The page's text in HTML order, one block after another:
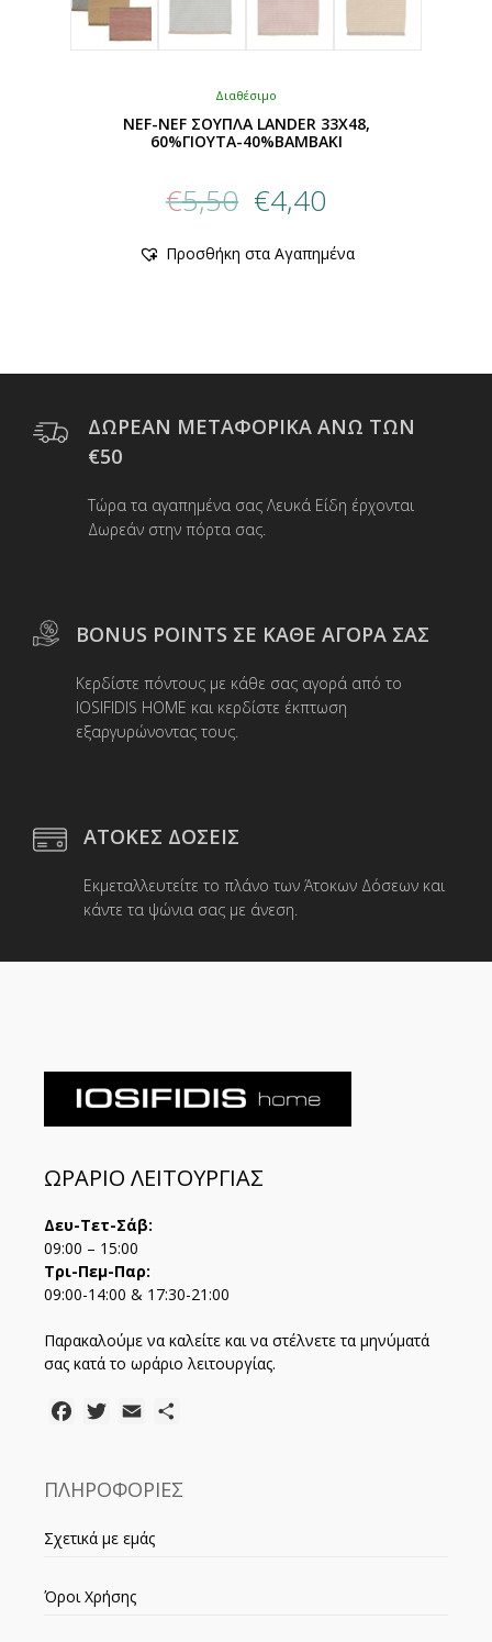
Διαθέσιμο
NEF-NEF ΣΟΥΠΛΑ LANDER 33X48,
60%ΓΙΟΥΤΑ-40%ΒΑΜΒΑΚΙ
€5,50
price
€5,50.
€4,40
είναι:
το
Οι
μπορούν
σελίδα
του
Προσθήκη στα Αγαπημένα
ΔΩΡΕΑΝ ΜΕΤΑΦΟΡΙΚΑ ΑΝΩ ΤΩΝ
€50
Τώρα τα αγαπημένα σας Λευκά Είδη έρχονται
Δωρεάν στην πόρτα σας.
BONUS POINTS ΣΕ ΚΑΘΕ ΑΓΟΡΑ ΣΑΣ
Κερδίστε πόντους με κάθε σας αγορά από το
IOSIFIDIS HOME και κερδίστε έκπτωση
εξαργυρώνοντας τους.
ΑΤΟΚΕΣ ΔΟΣΕΙΣ
Εκμεταλλευτείτε το πλάνο των Άτοκων Δόσεων και
κάντε τα ψώνια σας με άνεση.
ΩΡΑΡΙΟ ΛΕΙΤΟΥΡΓΙΑΣ
Δευ-Τετ-Σάβ:
09:00 – 15:00
Τρι-Πεμ-Παρ:
09:00-14:00 & 17:30-21:00
Παρακαλούμε να καλείτε και να στέλνετε τα μηνύματά
σας κατά το ωράριο λειτουργίας.
FacebookTwitter
Email
ΠΛΗΡΟΦΟΡΙΕΣ
Σχετικά με εμάς
Όροι Χρήσης